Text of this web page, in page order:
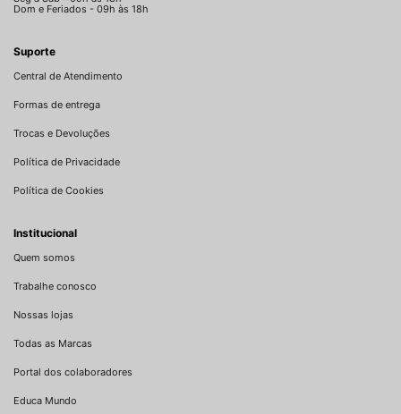
Dom e Feriados - 09h às 18h
Suporte
Central de Atendimento
Formas de entrega
Trocas e Devoluções
Política de Privacidade
Política de Cookies
Institucional
Quem somos
Trabalhe conosco
Nossas lojas
Todas as Marcas
Portal dos colaboradores
Educa Mundo